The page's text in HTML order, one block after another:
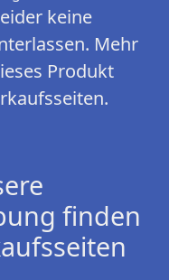
keine
Mehr
Produkt
finden